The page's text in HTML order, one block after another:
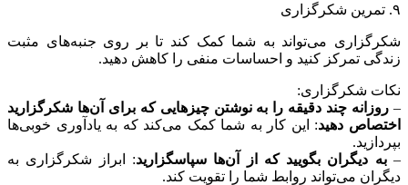
۹. تمرین شکرگزاری
شکرگزاری می‌تواند به شما کمک کند تا بر روی جنبه‌های مثبت
زندگی تمرکز کنید و احساسات منفی را کاهش دهید.
نکات شکرگزاری:
– روزانه چند دقیقه را به نوشتن چیزهایی که برای آن‌ها شکرگزارید
اختصاص دهید: این کار به شما کمک می‌کند که به یادآوری خوبی‌ها
بپردازید.
–به دیگران بگویید که از آن‌ها سپاسگزارید: ابراز شکرگزاری به
دیگران می‌تواند روابط شما را تقویت کند.